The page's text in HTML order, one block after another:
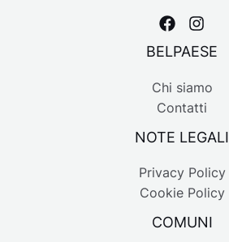
BELPAESE
Chi siamo
Contatti
NOTE LEGALI
Privacy Policy
Cookie Policy
COMUNI